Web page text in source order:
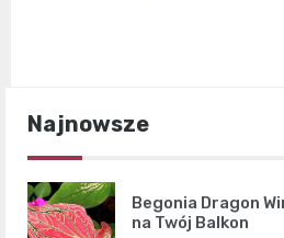
Najnowsze
Begonia Dragon
na Twój Balkon